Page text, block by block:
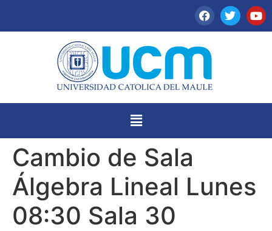
Cambio de Sala
Álgebra Lineal Lunes
08:30 Sala 30